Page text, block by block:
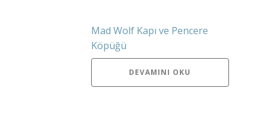
Mad Wolf Kapı ve Pencere
Köpüğü
DEVAMINI OKU